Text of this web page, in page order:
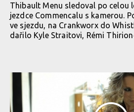
Thibault Menu sledoval po celou
jezdce Commencalu s kamerou.
ve sjezdu, na Crankworx do
dařilo Kyle Straitovi, Rémi